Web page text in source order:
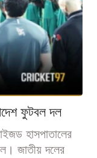
ফুটবল দল
হাসপাতালের
জাতীয় দলের